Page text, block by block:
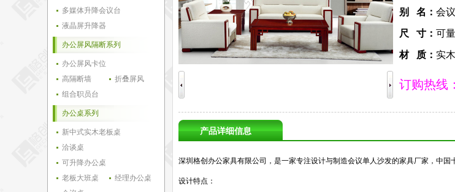
多媒体升降会议台
液晶屏升降器
办公屏风隔断系列
办公屏风卡位
高隔断墙
折叠屏风
组合职员台
办公桌系列
新中式实木老板桌
洽谈桌
可升降办公桌
老板大班桌
经理办公桌
别 名： 会
尺 寸： 可
材 质： 实
订购热线
产品详细信息
深圳格创办公家具有限公司，是一家专注设计与制造会议单人沙发的家具厂家，中国
设计特点：